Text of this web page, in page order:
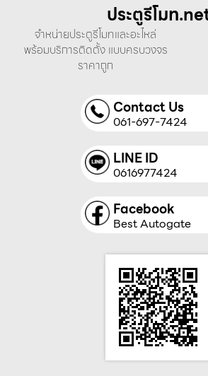
ประตูรีโมท
จำหน่ายประตูรีโมทและอะไหล่
พร้อมบริการติดตั้ง แบบครบวงจร
ราคาถูก
Contact Us
061-697-7424
LINE ID
0616977424
Facebook
Best Autogate